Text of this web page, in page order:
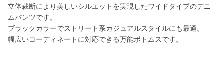
立体裁断により美しいシルエットを実現したワイドタイプのデニ
ムパンツです。
ブラックカラーでストリート系カジュアルスタイルにも最適。
幅広いコーディネートに対応できる万能ボトムスです。